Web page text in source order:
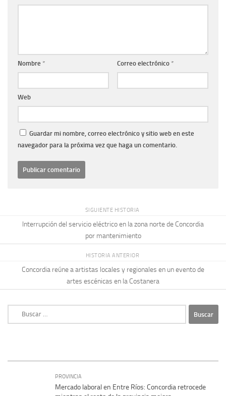
Nombre * Correo electrónico *
Web
Guardar mi nombre, correo electrónico y sitio web en este
navegador para la próxima vez que haga un comentario.
SIGUIENTE HISTORIA
Interrupción del servicio eléctrico en la zona norte de Concordia
por mantenimiento
HISTORIA ANTERIOR
Concordia reúne a artistas locales y regionales en un evento de
artes escénicas en la Costanera
PROVINCIA
Mercado laboral en Entre Ríos: Concordia retrocede